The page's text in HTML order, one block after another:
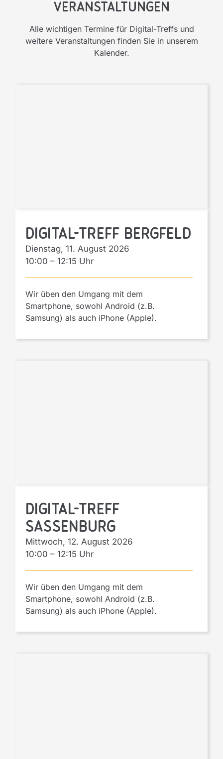
Veranstaltungen
Alle wichtigen Termine für Digital-Treffs und
weitere Veranstaltungen finden Sie in unserem
Kalender.
Digital-Treff Bergfeld
Dienstag, 11. August 2026
10:00 – 12:15
Wir üben den Umgang mit dem
Smartphone, sowohl Android (z.B.
Samsung) als auch iPhone (Apple).
Digital-Treff
Sassenburg
Mittwoch, 12. August 2026
10:00 – 12:15
Wir üben den Umgang mit dem
Smartphone, sowohl Android (z.B.
Samsung) als auch iPhone (Apple).